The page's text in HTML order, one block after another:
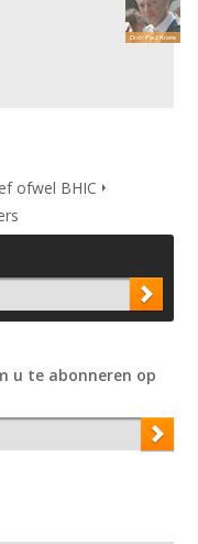
ofwel BHIC
u te abonneren op